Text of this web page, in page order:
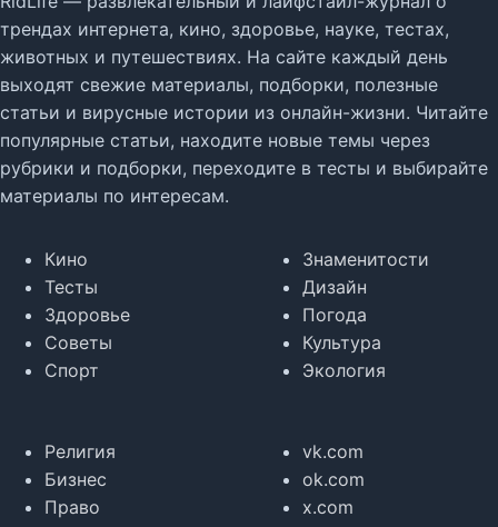
трендах интернета, кино, здоровье, науке, тестах,
животных и путешествиях. На сайте каждый день
выходят свежие материалы, подборки, полезные
статьи и вирусные истории из онлайн-жизни. Читайте
популярные статьи, находите новые темы через
рубрики и подборки, переходите в тесты и выбирайте
материалы по интересам.
Кино
Тесты
Здоровье
Советы
Спорт
Знаменитости
Дизайн
Погода
Культура
Экология
Религия
Бизнес
Право
vk.com
ok.com
x.com